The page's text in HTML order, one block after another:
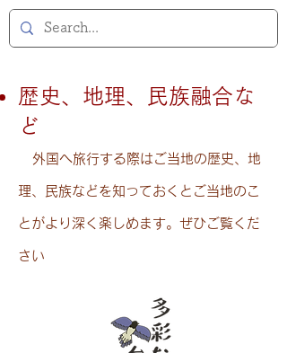
歴史、地理、民族融合な
ど
外国へ旅行する際はご当地の歴史、地
理、民族などを知っておくとご当地のこ
とがより深く楽しめます。ぜひご覧くだ
さい